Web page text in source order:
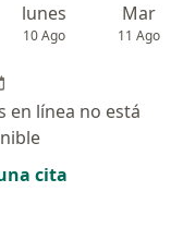
lunes
10 Ago
Mar
11 Ago
en línea no está
cita